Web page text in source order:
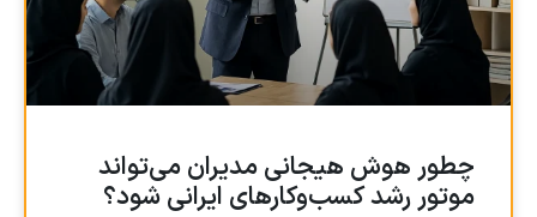
چطور هوش هیجانی مدیران می‌تواند
موتور رشد کسب‌وکارهای ایرانی شود؟